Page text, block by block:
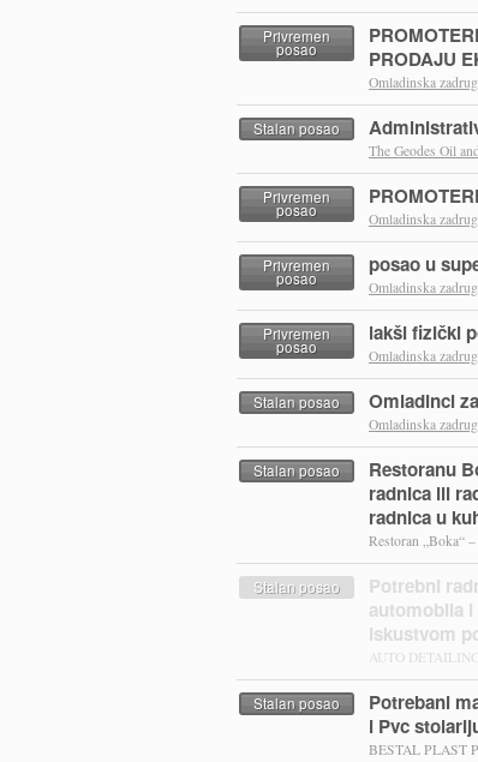
Privremen
posao
PRODAJU
Omladinska
Stalan posao
The Geodes Oil
Privremen
posao Omladinska
Privremen
posao
posao u
Omladinska
Privremen
posao
lakši fizički
Omladinska
Stalan posao Omladinci
Omladinska
Stalan posao
Restoranu
radnica ili
radnica u
Restoran „Boka“
Stalan posao
Potrebni
automobila
iskustvom
AUTO
Stalan posao
Potrebani
i Pvc
BESTAL PLAST